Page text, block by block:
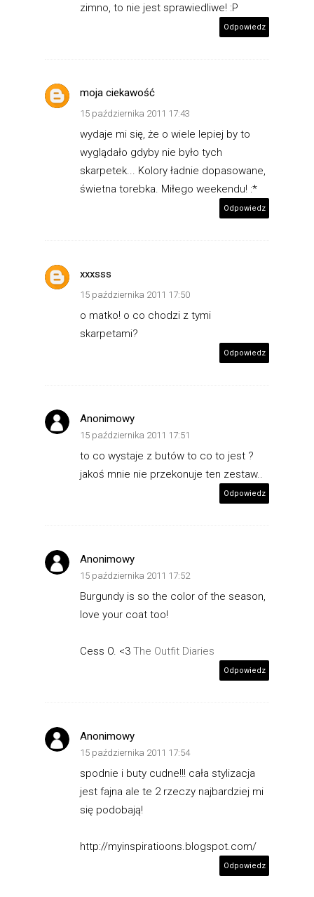
zimno, to nie jest sprawiedliwe! :P
Odpowiedz
moja ciekawość
15 października 2011 17:43
wydaje mi się, że o wiele lepiej by to
wyglądało gdyby nie było tych
skarpetek... Kolory ładnie dopasowane,
świetna torebka. Miłego weekendu! :*
Odpowiedz
xxxsss
15 października 2011 17:50
o matko! o co chodzi z tymi
skarpetami?
Odpowiedz
Anonimowy
15 października 2011 17:51
to co wystaje z butów to co to jest ?
jakoś mnie nie przekonuje ten zestaw..
Odpowiedz
Anonimowy
15 października 2011 17:52
Burgundy is so the color of the season,
love your coat too!
Cess O. <3 The Outfit Diaries
Odpowiedz
Anonimowy
15 października 2011 17:54
spodnie i buty cudne!!! cała stylizacja
jest fajna ale te 2 rzeczy najbardziej mi
się podobają!
http://myinspiratioons.blogspot.com/
Odpowiedz